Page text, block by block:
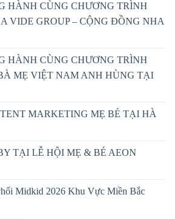
HÀNH CÙNG CHƯƠNG TRÌNH
VIDE GROUP – CỘNG ĐỒNG NHA
HÀNH CÙNG CHƯƠNG TRÌNH
MẸ VIỆT NAM ANH HÙNG TẠI
MARKETING MẸ BÉ TẠI HÀ
TẠI LỄ HỘI MẸ & BÉ AEON
Midkid 2026 Khu Vực Miền Bắc